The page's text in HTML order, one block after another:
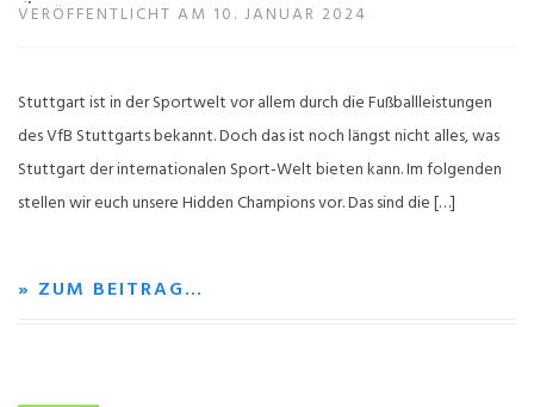
VERÖFFENTLICHT AM 10. JANUAR 2024
Stuttgart ist in der Sportwelt vor allem durch die Fußballleistungen
des VfB Stuttgarts bekannt. Doch das ist noch längst nicht alles, was
Stuttgart der internationalen Sport-Welt bieten kann. Im folgenden
stellen wir euch unsere Hidden Champions vor. Das sind die […]
» ZUM BEITRAG…